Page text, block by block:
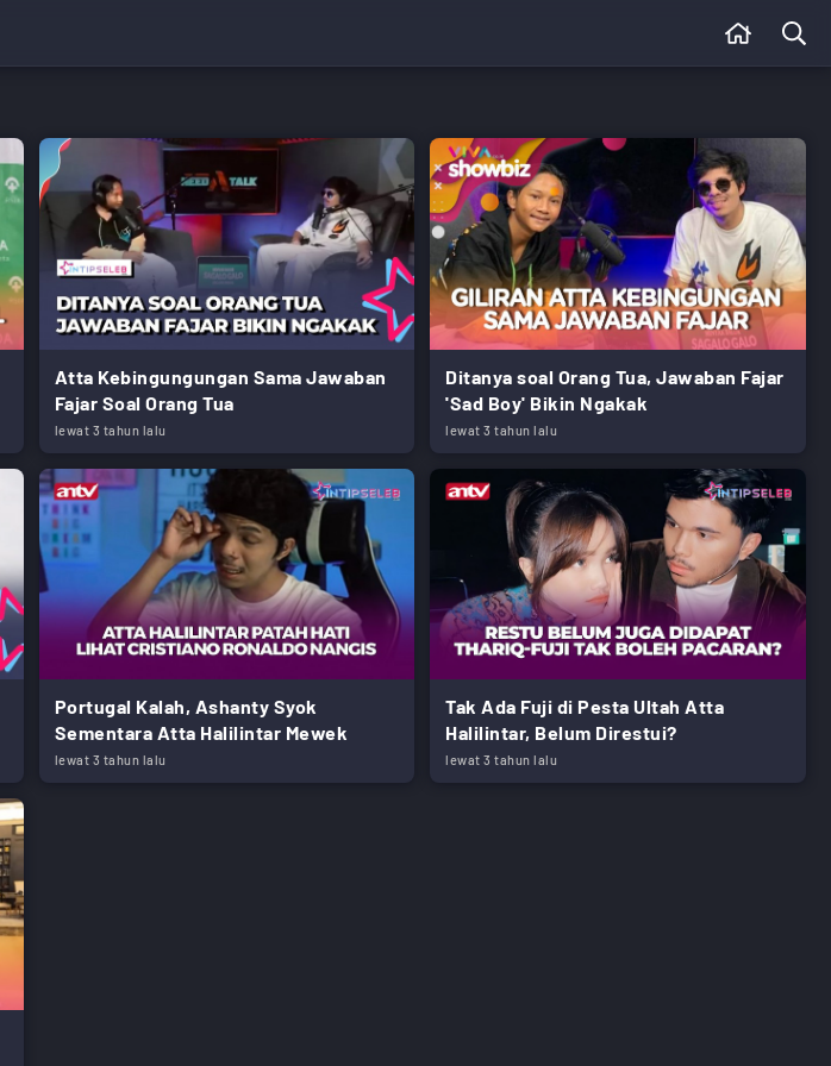
Atta Kebingungungan Sama Jawaban
Fajar Soal Orang Tua
lewat 3 tahun lalu
Ditanya soal Orang Tua, Jawaban Fajar
'Sad Boy' Bikin Ngakak
lewat 3 tahun lalu
Portugal Kalah, Ashanty Syok
Sementara Atta Halilintar Mewek
lewat 3 tahun lalu
Tak Ada Fuji di Pesta Ultah Atta
Halilintar, Belum Direstui?
lewat 3 tahun lalu